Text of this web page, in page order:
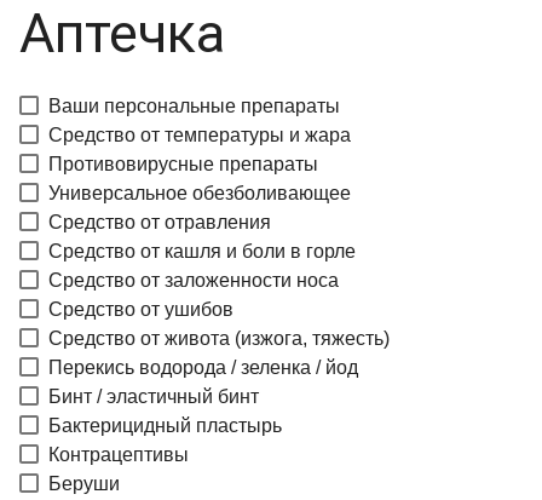
Аптечка
Ваши персональные препараты
Средство от температуры и жара
Противовирусные препараты
Универсальное обезболивающее
Средство от отравления
Средство от кашля и боли в горле
Средство от заложенности носа
Средство от ушибов
Средство от живота (изжога, тяжесть)
Перекись водорода / зеленка / йод
Бинт / эластичный бинт
Бактерицидный пластырь
Контрацептивы
Беруши